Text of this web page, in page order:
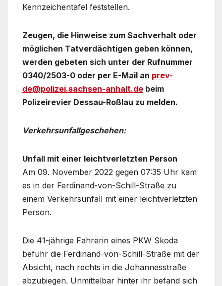
Kennzeichentafel feststellen.
Zeugen, die Hinweise zum Sachverhalt oder
möglichen Tatverdächtigen geben können,
werden gebeten sich unter der Rufnummer
0340/2503-0 oder per E-Mail an prev-
de@polizei.sachsen-anhalt.de beim
Polizeirevier Dessau-Roßlau zu melden.
Verkehrsunfallgeschehen:
Unfall mit einer leichtverletzten Person
Am 09. November 2022 gegen 07:35 Uhr kam
es in der Ferdinand-von-Schill-Straße zu
einem Verkehrsunfall mit einer leichtverletzten
Person.
Die 41-jährige Fahrerin eines PKW Skoda
befuhr die Ferdinand-von-Schill-Straße mit der
Absicht, nach rechts in die Johannesstraße
abzubiegen. Unmittelbar hinter ihr befand sich